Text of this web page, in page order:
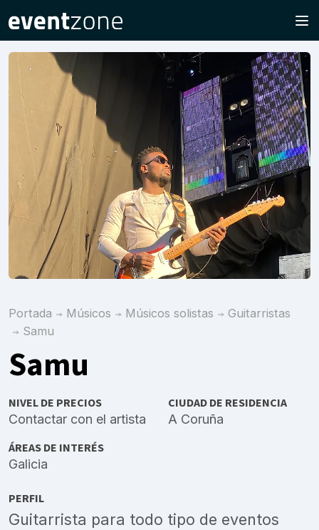
Portada Músicos Músicos solistas
Guitarristas
Samu
Samu
NIVEL DE PRECIOS
Contactar con el artista
CIUDAD DE RESIDENCIA
A Coruña
ÁREAS DE INTERÉS
Galicia
PERFIL
Guitarrista para todo tipo de eventos